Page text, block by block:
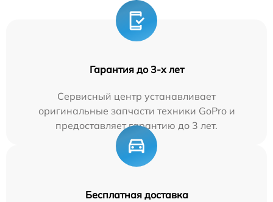
Гарантия до 3-х лет
Сервисный центр устанавливает
оригинальные запчасти техники GoPro и
предоставляет гарантию до 3 лет.
Бесплатная доставка